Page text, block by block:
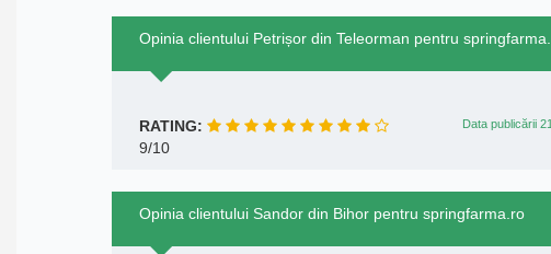
Opinia clientului Petrișor din Teleorman pentru
RATING: Data publicării
9/10
Opinia clientului Sandor din Bihor pentru springfarma.ro